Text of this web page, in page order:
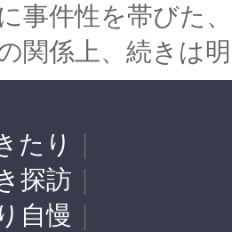
件性を帯びた
関係上、続きは
たり
｜
探訪 ｜
自慢 ｜